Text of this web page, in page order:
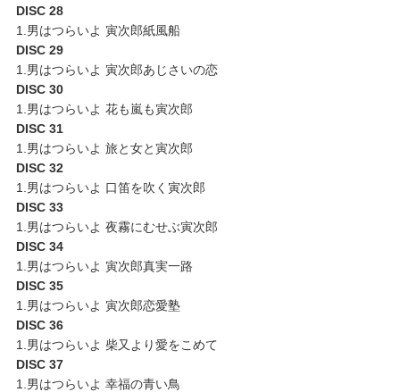
DISC 28
1.男はつらいよ 寅次郎紙風船
DISC 29
1.男はつらいよ 寅次郎あじさいの恋
DISC 30
1.男はつらいよ 花も嵐も寅次郎
DISC 31
1.男はつらいよ 旅と女と寅次郎
DISC 32
1.男はつらいよ 口笛を吹く寅次郎
DISC 33
1.男はつらいよ 夜霧にむせぶ寅次郎
DISC 34
1.男はつらいよ 寅次郎真実一路
DISC 35
1.男はつらいよ 寅次郎恋愛塾
DISC 36
1.男はつらいよ 柴又より愛をこめて
DISC 37
1.男はつらいよ 幸福の青い鳥